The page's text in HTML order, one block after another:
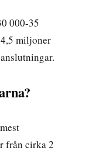
000-35
miljoner
från cirka 2